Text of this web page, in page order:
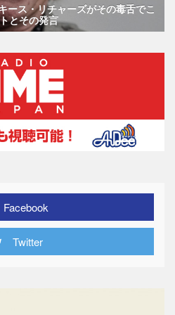
ース・リチャーズがその毒舌でこ
とその発言
Facebook
Twitter